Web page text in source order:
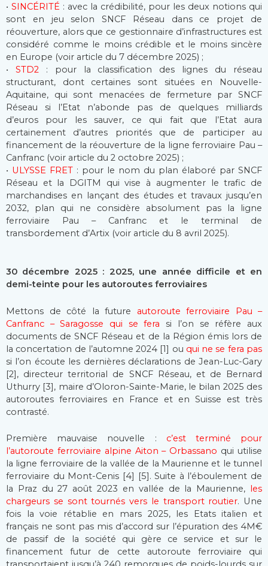
• SINCÉRITÉ : avec la crédibilité, pour les deux notions qui
sont en jeu selon SNCF Réseau dans ce projet de
réouverture, alors que ce gestionnaire d’infrastructures est
considéré comme le moins crédible et le moins sincère
en Europe (voir article du 7 décembre 2025) ;
• STD2: pour la classification des lignes du réseau
structurant, dont certaines sont situées en Nouvelle-
Aquitaine, qui sont menacées de fermeture par SNCF
Réseau si l’Etat n’abonde pas de quelques milliards
d’euros pour les sauver, ce qui fait que l’Etat aura
certainement d’autres priorités que de participer au
financement de la réouverture de la ligne ferroviaire Pau –
Canfranc (voir article du 2 octobre 2025) ;
• ULYSSE FRET : pour le nom du plan élaboré par SNCF
Réseau et la DGITM qui vise à augmenter le trafic de
marchandises en lançant des études et travaux jusqu’en
2032, plan qui ne considère absolument pas la ligne
ferroviaire Pau – Canfranc et le terminal de
transbordement d’Artix (voir article du 8 avril 2025).
30 décembre 2025 : 2025, une année difficile et en
demi-teinte pour les autoroutes ferroviaires
Mettons de côté la future autoroute ferroviaire Pau –
Canfranc – Saragosse qui se fera si l’on se réfère aux
documents de SNCF Réseau et de la Région émis lors de
la concertation de l’automne 2024 [1] ou qui ne se fera pas
si l’on écoute les dernières déclarations de Jean-Luc-Gary
[2], directeur territorial de SNCF Réseau, et de Bernard
Uthurry [3], maire d’Oloron-Sainte-Marie, le bilan 2025 des
autoroutes ferroviaires en France et en Suisse est très
contrasté.
Première mauvaise nouvelle : c’est terminé pour
l’autoroute ferroviaire alpine Aiton – Orbassano qui utilise
la ligne ferroviaire de la vallée de la Maurienne et le tunnel
ferroviaire du Mont-Cenis [4] [5]. Suite à l’éboulement de
la Praz du 27 août 2023 en vallée de la Maurienne, les
chargeurs se sont tournés vers le transport routier. Une
fois la voie rétablie en mars 2025, les Etats italien et
français ne sont pas mis d’accord sur l’épuration des 4M€
de passif de la société qui gère ce service et sur le
financement futur de cette autoroute ferroviaire qui